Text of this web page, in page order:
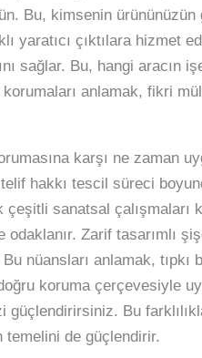
Bu, kimsenin ürününüzün
çıktılara hizmet
sağlar. Bu, hangi aracın
anlamak, fikri
karşı ne zaman
hakkı tescil süreci
sanatsal çalışmaları
Zarif tasarımlı
nüansları anlamak, tıpkı
doğru koruma çerçevesiyle
Bu
temelini de güçlendirir.